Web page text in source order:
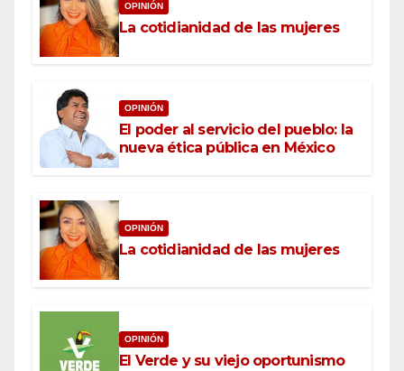
OPINIÓN
La cotidianidad de las mujeres
OPINIÓN
El poder al servicio del pueblo: la
nueva ética pública en México
OPINIÓN
La cotidianidad de las mujeres
OPINIÓN
El Verde y su viejo oportunismo